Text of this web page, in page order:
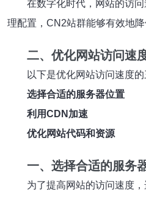
在数字化时代，网站的访
理配置，CN2站群能够有效地
二、优化网站访问速
以下是优化网站访问速度的
选择合适的服务器位置
利用CDN加速
优化网站代码和资源
一、选择合适的服务
为了提高网站的访问速度